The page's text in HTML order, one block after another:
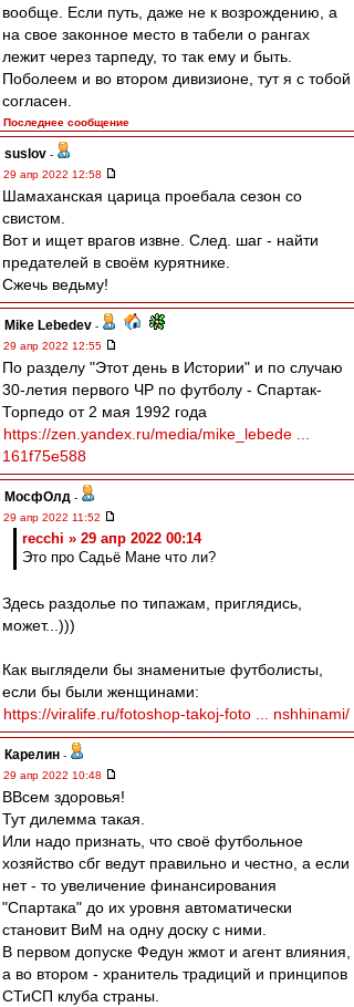
вообще. Если путь, даже не к возрождению, а
на свое законное место в табели о рангах
лежит через тарпеду, то так ему и быть.
Поболеем и во втором дивизионе, тут я с тобой
согласен.
Последнее сообщение
suslov -
29 апр 2022 12:58
Шамаханская царица проебала сезон со
свистом.
Вот и ищет врагов извне. След. шаг - найти
предателей в своём курятнике.
Сжечь ведьму!
Mike Lebedev -
29 апр 2022 12:55
По разделу "Этот день в Истории" и по случаю
30-летия первого ЧР по футболу - Спартак-
Торпедо от 2 мая 1992 года
https://zen.yandex.ru/media/mike_lebede ...
161f75e588
МосфОлд -
29 апр 2022 11:52
recchi » 29 апр 2022 00:14
Это про Садьё Мане что ли?
Здесь раздолье по типажам, приглядись,
может...)))
Как выглядели бы знаменитые футболисты,
если бы были женщинами:
https://viralife.ru/fotoshop-takoj-foto ... nshhinami/
Карелин -
29 апр 2022 10:48
ВВсем здоровья!
Тут дилемма такая.
Или надо признать, что своё футбольное
хозяйство сбг ведут правильно и честно, а если
нет - то увеличение финансирования
"Спартака" до их уровня автоматически
становит ВиМ на одну доску с ними.
В первом допуске Федун жмот и агент влияния,
а во втором - хранитель традиций и принципов
СТиСП клуба страны.